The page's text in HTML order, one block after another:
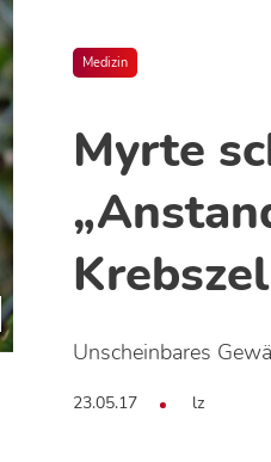
Medizin
Myrte
Unscheinbares
23.05.17 lz